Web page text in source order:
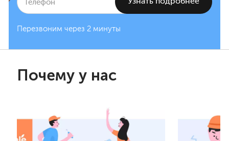
Перезвоним через 2 минуты
Почему у нас